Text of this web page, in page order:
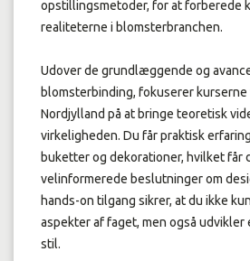
opstillingsmetoder, for at forberede
realiteterne i blomsterbranchen.
Udover de grundlæggende og
blomsterbinding, fokuserer kurserne
Nordjylland på at bringe teoretisk
virkeligheden. Du får praktisk
buketter og dekorationer, hvilket
velinformerede beslutninger om
hands-on tilgang sikrer, at du ikke
aspekter af faget, men også
stil.